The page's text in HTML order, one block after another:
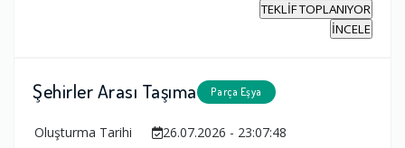
TEKLİF TOPLANIYOR
İNCELE
Şehirler Arası Taşıma Parça Eşya
Oluşturma Tarihi
26.07.2026 - 23:07:48